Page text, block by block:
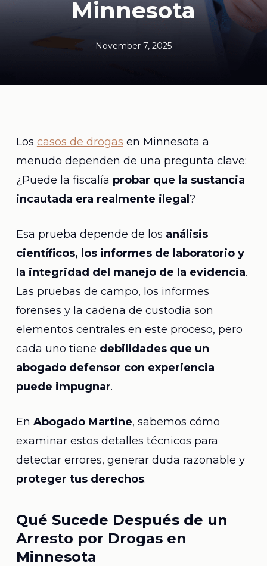
Minnesota
November 7, 2025
Los casos de drogas en Minnesota a
menudo dependen de una pregunta clave:
¿Puede la fiscalía probar que la sustancia
incautada era realmente ilegal ?
Esa prueba depende de los análisis
científicos, los informes de laboratorio y
la integridad del manejo de la evidencia.
Las pruebas de campo, los informes
forenses y la cadena de custodia son
elementos centrales en este proceso, pero
cada uno tiene debilidades que un
abogado defensor con experiencia
puede impugnar.
En Abogado Martine, sabemos cómo
examinar estos detalles técnicos para
detectar errores, generar duda razonable y
proteger tus derechos.
Qué Sucede Después de un
Arresto por Drogas en
Minnesota